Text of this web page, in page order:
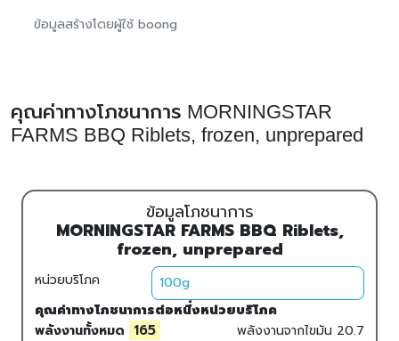
ข้อมูลสร้างโดยผู้ใช้ boong
คุณค่าทางโภชนาการ MORNINGSTAR
FARMS BBQ Riblets, frozen, unprepared
ข้อมูลโภชนาการ
MORNINGSTAR FARMS BBQ Riblets,
frozen, unprepared
หน่วยบริโภค
คุณค่าทางโภชนาการต่อหนึ่งหน่วยบริโภค
พลังงานทั้งหมด 165 พลังงานจากไขมัน 20.7